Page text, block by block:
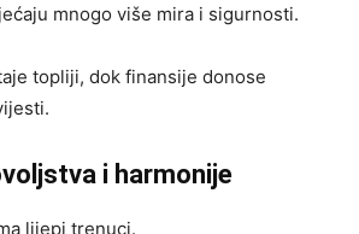
mnogo više mira i sigurnosti.
topliji, dok finansije donose
i harmonije
lijepi trenuci.